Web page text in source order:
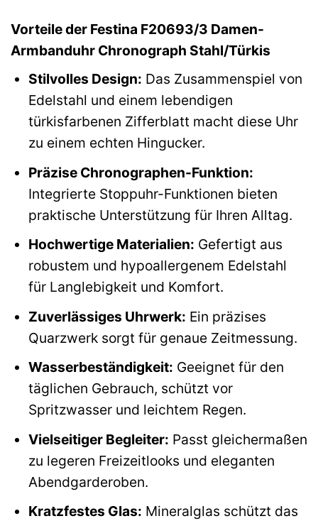
Vorteile der Festina F20693/3 Damen-
Armbanduhr Chronograph Stahl/Türkis
Stilvolles Design: Das Zusammenspiel von
Edelstahl und einem lebendigen
türkisfarbenen Zifferblatt macht diese Uhr
zu einem echten Hingucker.
Präzise Chronographen-Funktion:
Integrierte Stoppuhr-Funktionen bieten
praktische Unterstützung für Ihren Alltag.
Hochwertige Materialien: Gefertigt aus
robustem und hypoallergenem Edelstahl
für Langlebigkeit und Komfort.
Zuverlässiges Uhrwerk: Ein präzises
Quarzwerk sorgt für genaue Zeitmessung.
Wasserbeständigkeit: Geeignet für den
täglichen Gebrauch, schützt vor
Spritzwasser und leichtem Regen.
Vielseitiger Begleiter: Passt gleichermaßen
zu legeren Freizeitlooks und eleganten
Abendgarderoben.
Kratzfestes Glas: Mineralglas schützt das